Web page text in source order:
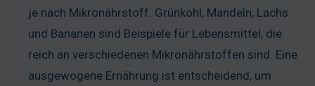
je nach Mikronährstoff. Grünkohl, Mandeln, Lachs
und Bananen sind Beispiele für Lebensmittel, die
reich an verschiedenen Mikronährstoffen sind. Eine
ausgewogene Ernährung ist entscheidend, um